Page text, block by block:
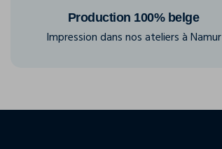
Production 100% belge
Impression dans nos ateliers à Namur